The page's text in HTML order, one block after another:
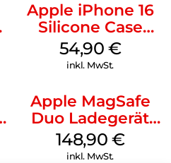
Apple iPhone 16
Silicone Case
MagSafe Lake
Green
54,90 €
inkl. MwSt.
Apple MagSafe
Duo Ladegerät
Weiß
148,90 €
inkl. MwSt.